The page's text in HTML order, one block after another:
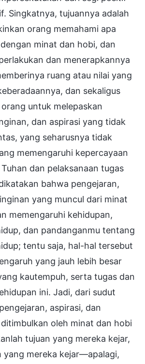
Singkatnya, tujuannya adalah
orang memahami apa
minat dan hobi, dan
dan menerapkannya
ruang atau nilai yang
dan sekaligus
untuk melepaskan
dan aspirasi yang tidak
yang seharusnya tidak
memengaruhi kepercayaan
dan pelaksanaan tugas
bahwa pengejaran,
yang muncul dari minat
memengaruhi kehidupan,
dan pandanganmu tentang
tentu saja, hal-hal tersebut
yang jauh lebih besar
kautempuh, serta tugas dan
ini. Jadi, dari sudut
aspirasi, dan
oleh minat dan hobi
tujuan yang mereka kejar,
yang mereka kejar—apalagi,